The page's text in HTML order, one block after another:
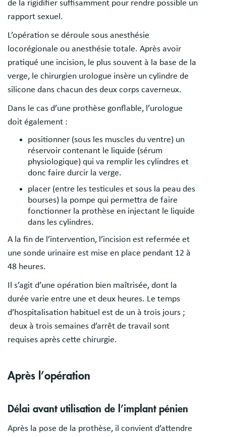
de la rigidifier suffisamment pour rendre possible un
rapport sexuel.
L’opération se déroule sous anesthésie
locorégionale ou anesthésie totale. Après avoir
pratiqué une incision, le plus souvent à la base de la
verge, le chirurgien urologue insère un cylindre de
silicone dans chacun des deux corps caverneux.
Dans le cas d’une prothèse gonflable, l’urologue
doit également :
positionner (sous les muscles du ventre) un
réservoir contenant le liquide (sérum
physiologique) qui va remplir les cylindres et
donc faire durcir la verge.
placer (entre les testicules et sous la peau des
bourses) la pompe qui permettra de faire
fonctionner la prothèse en injectant le liquide
dans les cylindres.
A la fin de l’intervention, l’incision est refermée et
une sonde urinaire est mise en place pendant 12 à
48 heures.
Il s’agit d’une opération bien maîtrisée, dont la
durée varie entre une et deux heures. Le temps
d’hospitalisation habituel est de un à trois jours ;
deux à trois semaines d’arrêt de travail sont
requises après cette chirurgie.
Après l’opération
Délai avant utilisation de l’implant pénien
Après la pose de la prothèse, il convient d’attendre